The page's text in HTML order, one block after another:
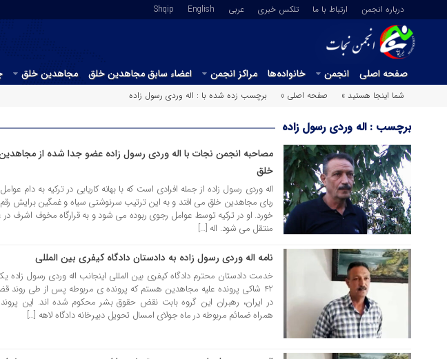
درباره انجمن ارتباط با ما تلکس خبری عربي English
Shqip
صفحه اصلی انجمن خانواده‌ها مراکز انجمن اعضاء سابق مجاهدین خلق مجاهدین خلق
شما اینجا هستید »
صفحه اصلی » برچسب زده شده با : اله وردی رسول زاده
برچسب : اله وردی رسول زاده
19 مهر 1402
مصاحبه انجمن نجات با اله وردی رسول زاده عضو جدا شده از
خلق
اله وردی رسول زاده از جمله افرادی است که با بهانه کاریابی در ترکیه به دام
ربای مجاهدین خلق می افتد و به این ترتیب سرنوشتی سیاه و غمگین برایش
خورد. او در ترکیه توسط عوامل رجوی ربوده می شود و به قرارگاه مخوف اشرف در
منتقل می شود. اله […]
11 آبان 1400 نامه اله وردی رسول زاده به دادستان دادگاه کیفری بین المللی
خدمت دادستان محترم دادگاه کیفری بین المللی اینجانب اله وردی رسول زاده
42 شاکی پرونده علیه مجاهدین هستم که پرونده ی مربوطه پس از طی روند
در ایران، رهبران این گروه بابت نقض حقوق بشر محکوم شده اند. این
همراه ضمائم مربوطه در ماه جولای امسال تحویل دبیرخانه دادگاه لاهه […]